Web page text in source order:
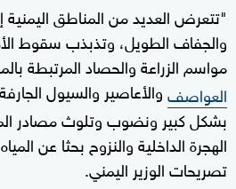
"تتعرض العديد من المناطق اليمنية
والجفاف الطويل، وتذبذب سقوط
مواسم الزراعة والحصاد المرتبطة
العواصفوالأعاصير والسيول
بشكل كبير ونضوب وتلوث مصادر
الهجرة الداخلية والنزوح بحثا عن
تصريحات الوزير اليمني.